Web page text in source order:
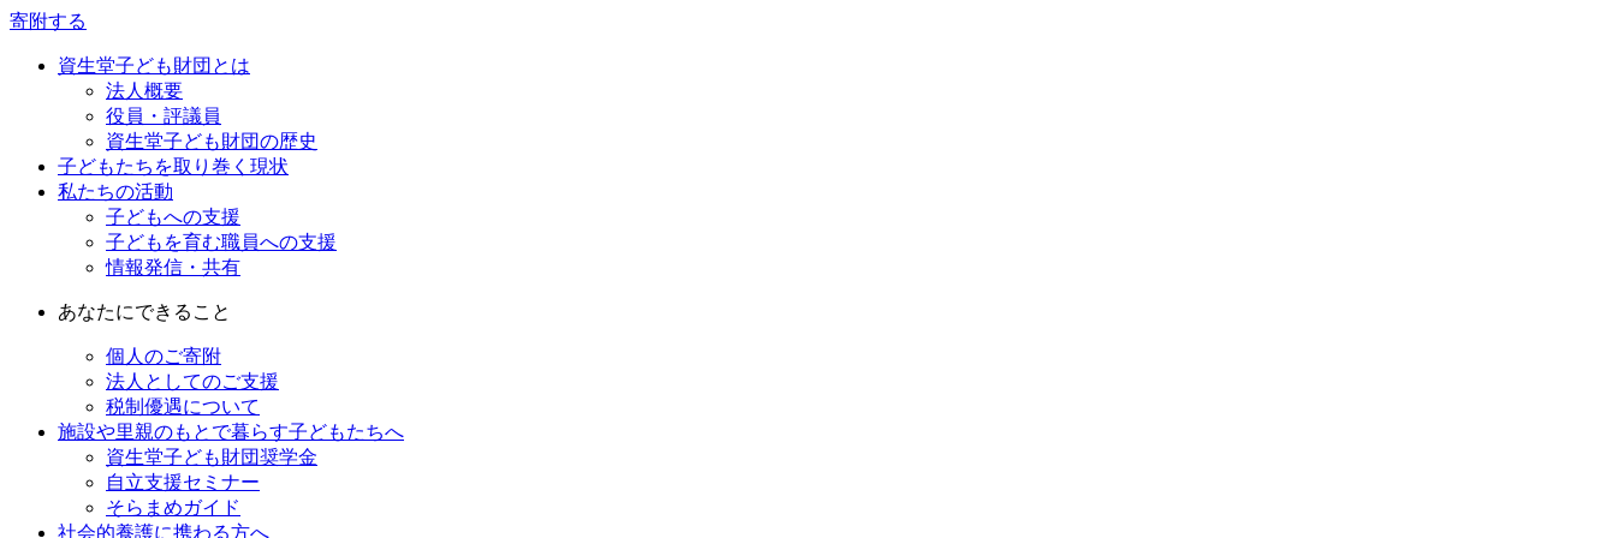
寄附する
資生堂子ども財団とは
法人概要
役員・評議員
資生堂子ども財団の歴史
子どもたちを取り巻く現状
私たちの活動
子どもへの支援
子どもを育む職員への支援
情報発信・共有
あなたにできること
個人のご寄附
法人としてのご支援
税制優遇について
施設や里親のもとで暮らす子どもたちへ
資生堂子ども財団奨学金
自立支援セミナー
そらまめガイド
社会的養護に携わる方へ